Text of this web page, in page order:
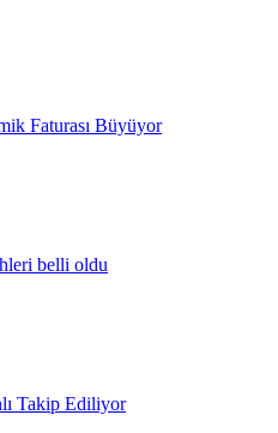
Faturası Büyüyor
belli oldu
Takip Ediliyor